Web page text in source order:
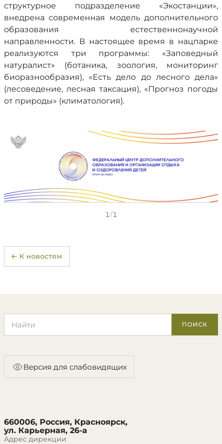
структурное подразделение «Экостанции»,
внедрена современная модель дополнительного
образования естественнонаучной
направленности. В настоящее время в нацпарке
реализуются три программы: «Заповедный
натуралист» (ботаника, зоология, мониторинг
биоразнообразия), «Есть дело до лесного дела»
(лесоведение, лесная таксация), «Прогноз погоды
от природы» (климатология).
1/1
← К новостям
ПОИСК
Версия для слабовидящих
660006, Россия, Красноярск,
ул. Карьерная, 26-а
Адрес дирекции